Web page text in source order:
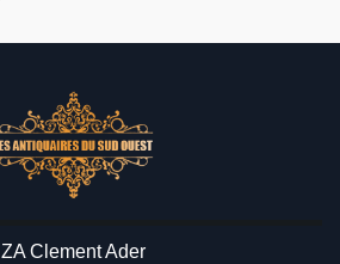
ZA Clement Ader